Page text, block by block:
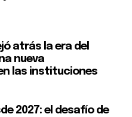
atrás la era del
nueva
las instituciones
2027: el desafío de